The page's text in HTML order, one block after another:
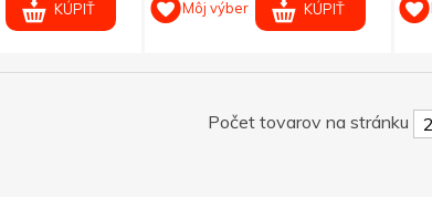
KÚPIŤ Môj výber KÚPIŤ
Počet tovarov na stránku